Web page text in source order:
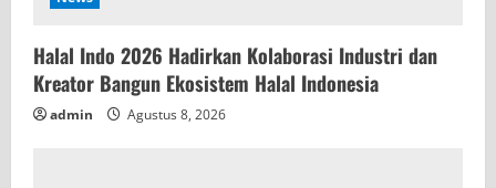
Halal Indo 2026 Hadirkan Kolaborasi Industri dan
Kreator Bangun Ekosistem Halal Indonesia
admin Agustus 8, 2026